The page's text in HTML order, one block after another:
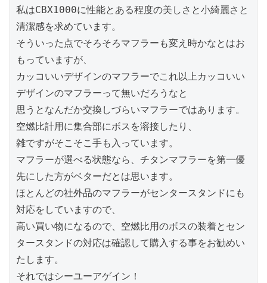
私はCBX1000に性能とある程度の美しさと小綺麗さと
清潔感を求めています。
そういった点でそろそろマフラーも変え時かなとはお
もっていますが、
カッコいいデザインのマフラーでこれ以上カッコいい
デザインのマフラーって無いだろうなと
思うとなんだか交換しづらいマフラーではあります。
空燃比計用に集合部にボスを溶接したり、
雑ですがそこそこ手も入っています。
マフラーが選べる状態なら、チタンマフラーを第一優
先にした方がベターだとは思います。
ほとんどの社外品のマフラーがセンタースタンドにも
対応をしていますので、
高い買い物になるので、空燃比用のボスの装着とセン
タースタンドの対応は確認して購入する事をお勧めい
たします。
それではシーユーアゲイン！